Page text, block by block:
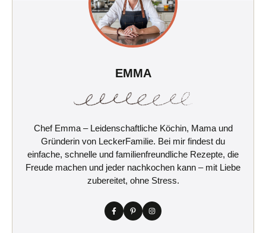
EMMA
Chef Emma – Leidenschaftliche Köchin, Mama und
Gründerin von LeckerFamilie. Bei mir findest du
einfache, schnelle und familienfreundliche Rezepte, die
Freude machen und jeder nachkochen kann – mit Liebe
zubereitet, ohne Stress.